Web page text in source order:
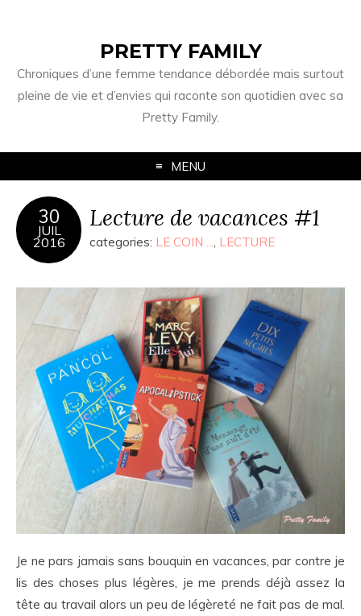
PRETTY FAMILY
Chroniques d’une femme tendance débordée mais surtout
pleine de vie et d’envies qui raconte son quotidien avec sa
Pretty Family.
MENU
30
JUIL
2016
Lecture de vacances #1
categories: LE COIN ..., LECTURE
Je ne pars jamais sans bouquin en vacances, par contre je
lis des choses plus légères, je me prends déjà assez la
tête au travail alors un peu de légèreté ne fait pas de mal.